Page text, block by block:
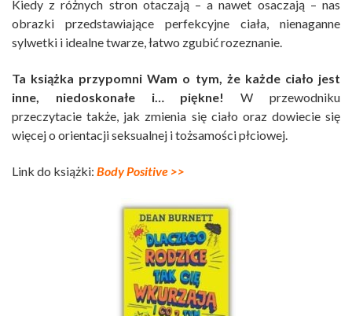
Kiedy z różnych stron otaczają – a nawet osaczają – nas
obrazki przedstawiające perfekcyjne ciała, nienaganne
sylwetki i idealne twarze, łatwo zgubić rozeznanie.
Ta książka przypomni Wam o tym, że każde ciało jest
inne, niedoskonałe i… piękne!
W przewodniku
przeczytacie także, jak zmienia się ciało oraz dowiecie się
więcej o orientacji seksualnej i tożsamości płciowej.
Link do książki: Body Positive >>